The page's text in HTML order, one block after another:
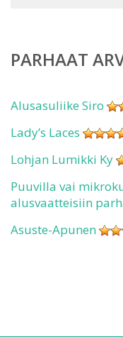
PARHAAT
Alusasuliike Siro
Lady’s Laces
Lohjan Lumikki Ky
Puuvilla vai
alusvaatteisiin
Asuste-Apunen